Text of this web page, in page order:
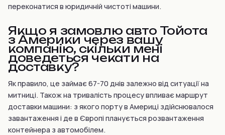
переконатися в юридичній чистоті машини.
Якщо я замовлю авто Тойота
з Америки через вашу
компанію, скільки мені
доведеться чекати на
доставку?
Як правило, це займає 67-70 днів залежно від ситуації на
митниці. Також на тривалість процесу впливає маршрут
доставки машини: з якого порту в Америці здійснювалося
завантаження і де в Європі планується розвантаження
контейнера з автомобілем.